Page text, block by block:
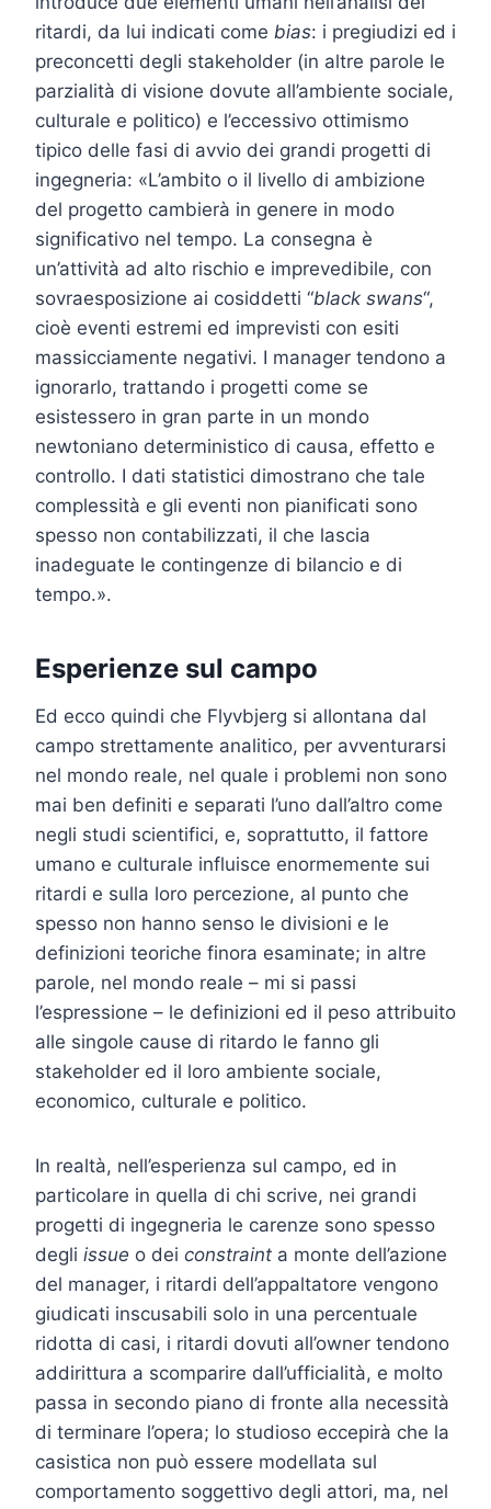
ritardi, da lui indicati come bias: i pregiudizi ed i
preconcetti degli stakeholder (in altre parole le
parzialità di visione dovute all’ambiente sociale,
culturale e politico) e l’eccessivo ottimismo
tipico delle fasi di avvio dei grandi progetti di
ingegneria: «L’ambito o il livello di ambizione
del progetto cambierà in genere in modo
significativo nel tempo. La consegna è
un’attività ad alto rischio e imprevedibile, con
sovraesposizione ai cosiddetti “black swans“,
cioè eventi estremi ed imprevisti con esiti
massicciamente negativi. I manager tendono a
ignorarlo, trattando i progetti come se
esistessero in gran parte in un mondo
newtoniano deterministico di causa, effetto e
controllo. I dati statistici dimostrano che tale
complessità e gli eventi non pianificati sono
spesso non contabilizzati, il che lascia
inadeguate le contingenze di bilancio e di
tempo.».
Esperienze sul campo
Ed ecco quindi che Flyvbjerg si allontana dal
campo strettamente analitico, per avventurarsi
nel mondo reale, nel quale i problemi non sono
mai ben definiti e separati l’uno dall’altro come
negli studi scientifici, e, soprattutto, il fattore
umano e culturale influisce enormemente sui
ritardi e sulla loro percezione, al punto che
spesso non hanno senso le divisioni e le
definizioni teoriche finora esaminate; in altre
parole, nel mondo reale – mi si passi
l’espressione – le definizioni ed il peso attribuito
alle singole cause di ritardo le fanno gli
stakeholder ed il loro ambiente sociale,
economico, culturale e politico.
In realtà, nell’esperienza sul campo, ed in
particolare in quella di chi scrive, nei grandi
progetti di ingegneria le carenze sono spesso
degli issue o dei constraint a monte dell’azione
del manager, i ritardi dell’appaltatore vengono
giudicati inscusabili solo in una percentuale
ridotta di casi, i ritardi dovuti all’owner tendono
addirittura a scomparire dall’ufficialità, e molto
passa in secondo piano di fronte alla necessità
di terminare l’opera; lo studioso eccepirà che la
casistica non può essere modellata sul
comportamento soggettivo degli attori, ma, nel